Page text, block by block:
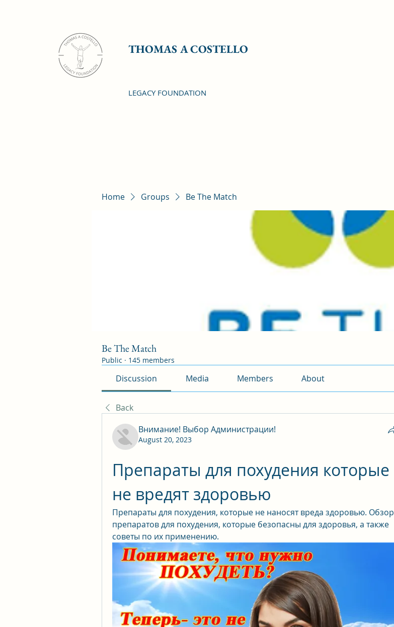
THOMAS A COSTELLO
LEGACY FOUNDATION
Home Groups Be The Match
Be The Match
Public · 145 members
Discussion Media Members About
Back
Внимание! Выбор Администрации!
August 20, 2023
Препараты для похудения которые
не вредят здоровью
Препараты для похудения, которые не наносят вреда здоровью. Обзор
препаратов для похудения, которые безопасны для здоровья, а также
советы по их применению.